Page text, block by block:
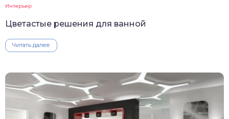
Интерьер
Цветастые решения для ванной
Читать далее